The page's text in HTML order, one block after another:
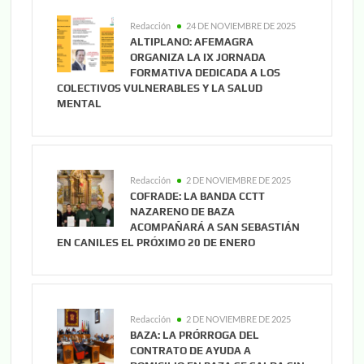
Redacción 24 DE NOVIEMBRE DE 2025
ALTIPLANO: AFEMAGRA
ORGANIZA LA IX JORNADA
FORMATIVA DEDICADA A LOS
COLECTIVOS VULNERABLES Y LA SALUD
MENTAL
Redacción 2 DE NOVIEMBRE DE 2025
COFRADE: LA BANDA CCTT
NAZARENO DE BAZA
ACOMPAÑARÁ A SAN SEBASTIÁN
EN CANILES EL PRÓXIMO 20 DE ENERO
Redacción 2 DE NOVIEMBRE DE 2025
BAZA: LA PRÓRROGA DEL
CONTRATO DE AYUDA A